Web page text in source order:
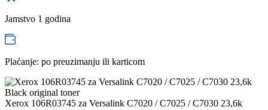
Jamstvo 1 godina
Plaćanje: po preuzimanju ili karticom
Xerox 106R03745 za Versalink C7020 / C7025 / C7030 23,6k